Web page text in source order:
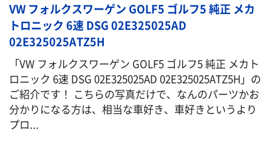
VW フォルクスワーゲン GOLF5 ゴルフ5 純正 メカ
トロニック 6速 DSG 02E325025AD
02E325025ATZ5H
「VW フォルクスワーゲン GOLF5 ゴルフ5 純正 メカト
ロニック 6速 DSG 02E325025AD 02E325025ATZ5H」の
ご紹介です！ こちらの写真だけで、なんのパーツかお
分かりになる方は、相当な車好き、車好きというより
プロ...